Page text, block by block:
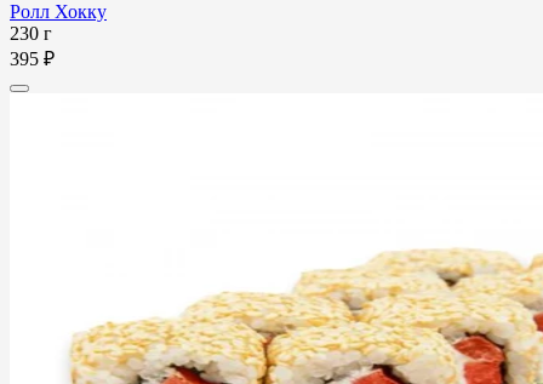
Ролл Хокку
230 г
395 ₽